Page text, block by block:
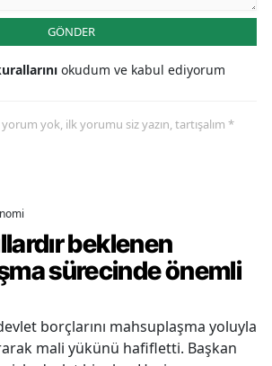
GÖNDER
okudum ve kabul ediyorum
yok, ilk yorumu siz yazın, tartışalım *
beklenen
sürecinde önemli
borçlarını mahsuplaşma yoluyla
mali yükünü hafifletti. Başkan